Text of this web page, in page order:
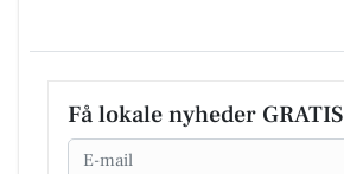
Få lokale nyheder GRATIS
Email